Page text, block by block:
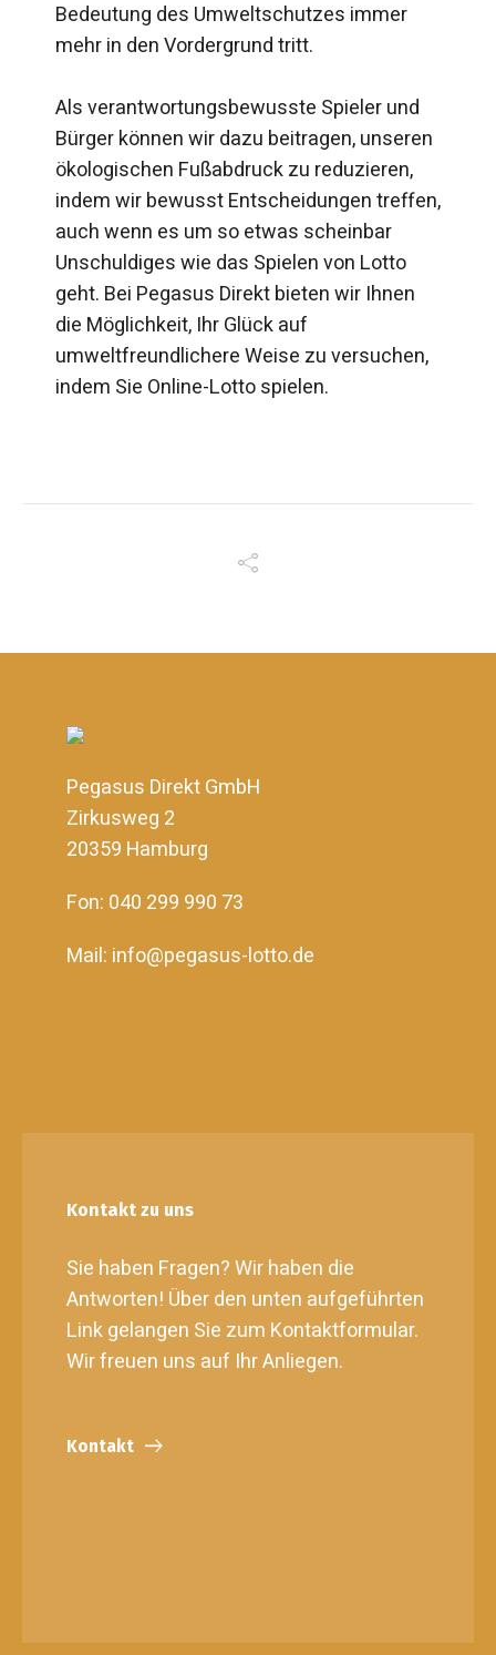
Bedeutung des Umweltschutzes immer
mehr in den Vordergrund tritt.
Als verantwortungsbewusste Spieler und
Bürger können wir dazu beitragen, unseren
ökologischen Fußabdruck zu reduzieren,
indem wir bewusst Entscheidungen treffen,
auch wenn es um so etwas scheinbar
Unschuldiges wie das Spielen von Lotto
geht. Bei Pegasus Direkt bieten wir Ihnen
die Möglichkeit, Ihr Glück auf
umweltfreundlichere Weise zu versuchen,
indem Sie Online-Lotto spielen.
Pegasus Direkt GmbH
Zirkusweg 2
20359 Hamburg
Fon: 040 299 990 73
Mail: info@pegasus-lotto.de
Kontakt zu uns
Sie haben Fragen? Wir haben die
Antworten! Über den unten aufgeführten
Link gelangen Sie zum Kontaktformular.
Wir freuen uns auf Ihr Anliegen.
Kontakt